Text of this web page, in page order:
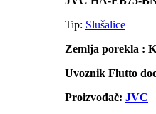
Tip: Slušalice
Zemlja porekla :
Uvoznik Flutto
Proizvođač: JVC